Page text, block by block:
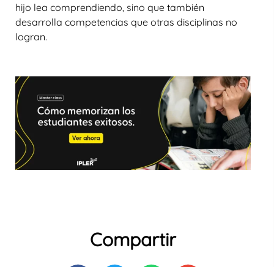
hijo lea comprendiendo, sino que también
desarrolla competencias que otras disciplinas no
logran.
Compartir